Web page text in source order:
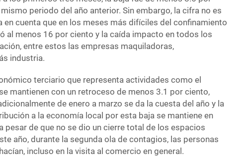
periodo del año anterior. Sin embargo, la cifra no es
en cuenta que en los meses más difíciles del confinamiento
al menos 16 por ciento y la caída impacto en todos los
entre estos las empresas maquiladoras,
industria.
terciario que representa actividades como el
mantienen con un retroceso de menos 3.1 por ciento,
de enero a marzo se da la cuesta del año y la
a la economía local por esta baja se mantiene en
pesar de que no se dio un cierre total de los espacios
año, durante la segunda ola de contagios, las personas
incluso en la visita al comercio en general.